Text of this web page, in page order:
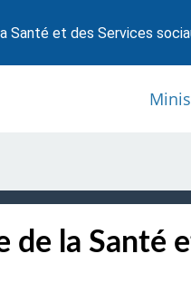
Santé et des Services
la Santé